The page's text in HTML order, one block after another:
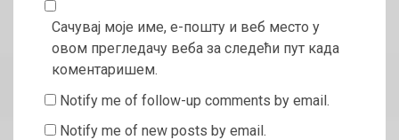
Сачувај моје име, е-пошту и веб место у
овом прегледачу веба за следећи пут када
коментаришем.
Notify me of follow-up comments by email.
Notify me of new posts by email.